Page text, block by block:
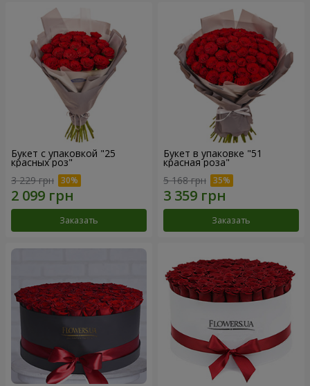
Букет с упаковкой "25
красных роз"
3 229 грн
Заказать
Букет в упаковке "51
красная роза"
5 168 грн
Заказать